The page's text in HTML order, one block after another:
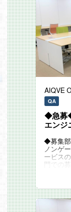
AIQVE
QA
◆急募
エンジ
◆募集
ノンゲ
ービス
門での
▼テス
□組み込
・ゲー
・スマ